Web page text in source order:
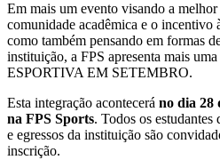
Em mais um evento visando a melhor
comunidade acadêmica e o incentivo
como também pensando em formas
instituição, a FPS apresenta mais
ESPORTIVA EM SETEMBRO.
Esta integração acontecerá no dia 28
na FPS Sports. Todos os
e egressos da instituição são
inscrição.